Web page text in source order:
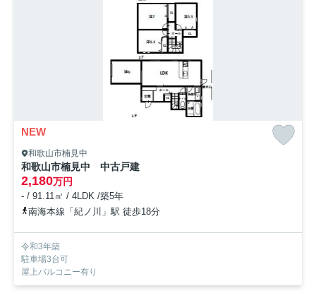
NEW
和歌山市楠見中
和歌山市楠見中 中古戸建
2,180万円
- / 91.11㎡ / 4LDK /築5年
南海本線「紀ノ川」駅 徒歩18分
令和3年築
駐車場3台可
屋上バルコニー有り